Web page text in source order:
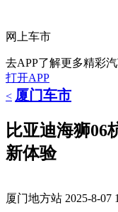
网上车市
去APP了解更多精彩
打开APP
< 厦门车市
比亚迪海狮06
新体验
厦门地方站 2025-8-07